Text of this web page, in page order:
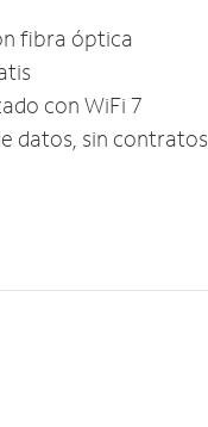
fibra óptica
con WiFi 7
datos, sin contratos